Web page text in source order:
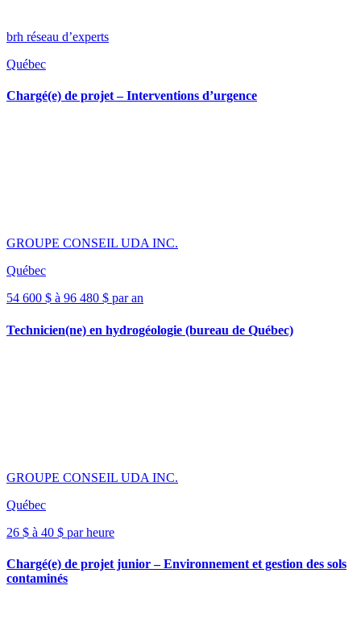
brh réseau d’experts
Québec
Chargé(e) de projet – Interventions d’urgence
GROUPE CONSEIL UDA INC.
Québec
54 600 $ à 96 480 $ par an
Technicien(ne) en hydrogéologie (bureau de Québec)
GROUPE CONSEIL UDA INC.
Québec
26 $ à 40 $ par heure
Chargé(e) de projet junior – Environnement et gestion des sols
contaminés